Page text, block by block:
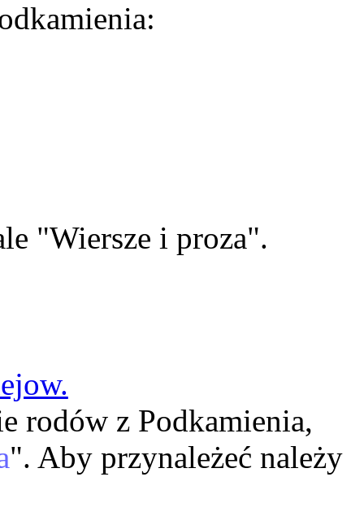
"Wiersze i proza".
rodów z Podkamienia,
". Aby przynależeć należy